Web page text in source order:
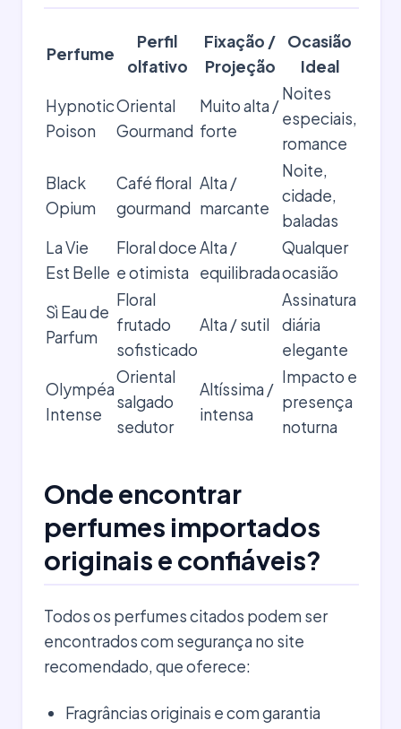
Perfume
Perfil
olfativo
Fixação /
Projeção
Ocasião
Ideal
Hypnotic
Poison
Oriental
Gourmand
Muito alta /
forte
Noites
especiais,
romance
Black
Opium
Café floral
gourmand
Alta /
marcante
Noite,
cidade,
baladas
La Vie
Est Belle
Floral doce
e otimista
Alta /
equilibrada
Qualquer
ocasião
Sì Eau de
Parfum
Floral
frutado
sofisticado
Alta / sutil
Assinatura
diária
elegante
Olympéa
Intense
Oriental
salgado
sedutor
Altíssima /
intensa
Impacto e
presença
noturna
Onde encontrar
perfumes importados
originais e confiáveis?
Todos os perfumes citados podem ser
encontrados com segurança no site
recomendado, que oferece:
Fragrâncias originais e com garantia